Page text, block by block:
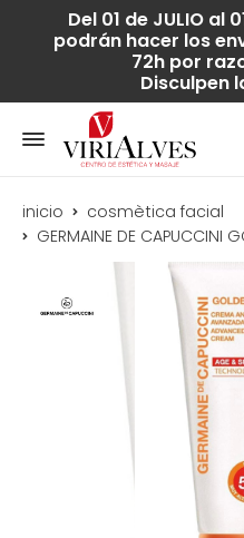
Del 01 de JULIO al
podrán hacer los
72h por
Disculpen
inicio
cosmètica facial